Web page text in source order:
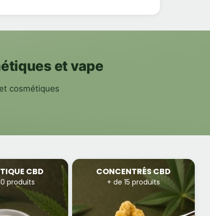
et vape
cosmétiques
CBD
produits
CONCENTRÉS CBD
+ de 15 produits